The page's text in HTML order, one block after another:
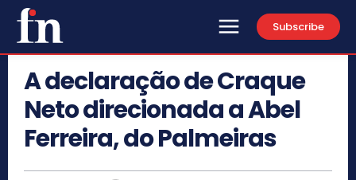
Subscribe
A declaração de Craque
Neto direcionada a Abel
Ferreira, do Palmeiras